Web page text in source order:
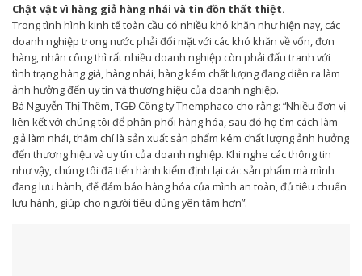
Chật vật vì hàng giả hàng nhái và tin đồn thất thiệt.
Trong tình hình kinh tế toàn cầu có nhiều khó khăn như hiện nay, các
doanh nghiệp trong nước phải đối mặt với các khó khăn về vốn, đơn
hàng, nhân công thì rất nhiều doanh nghiệp còn phải đấu tranh với
tình trạng hàng giả, hàng nhái, hàng kém chất lượng đang diễn ra làm
ảnh hưởng đến uy tín và thương hiệu của doanh nghiệp.
Bà Nguyễn Thị Thêm, TGĐ Công ty Themphaco cho rằng: “Nhiều đơn vị
liên kết với chúng tôi để phân phối hàng hóa, sau đó họ tìm cách làm
giả làm nhái, thậm chí là sản xuất sản phẩm kém chất lượng ảnh hưởng
đến thương hiệu và uy tín của doanh nghiệp. Khi nghe các thông tin
như vậy, chúng tôi đã tiến hành kiểm định lại các sản phẩm mà mình
đang lưu hành, để đảm bảo hàng hóa của mình an toàn, đủ tiêu chuẩn
lưu hành, giúp cho người tiêu dùng yên tâm hơn”.